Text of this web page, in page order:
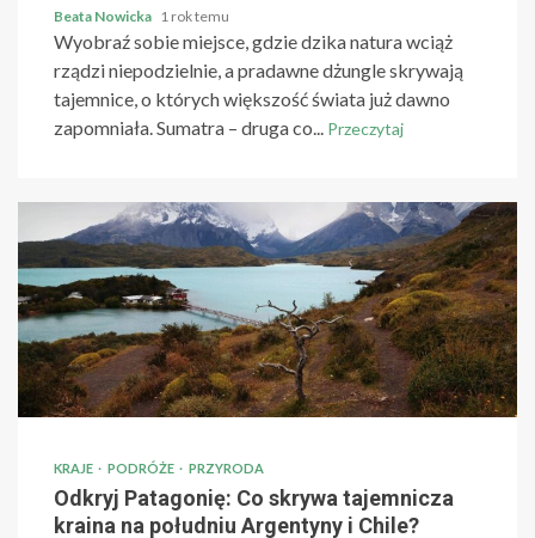
Beata Nowicka 1 rok temu
Wyobraź sobie miejsce, gdzie dzika natura wciąż
rządzi niepodzielnie, a pradawne dżungle skrywają
tajemnice, o których większość świata już dawno
zapomniała. Sumatra – druga co...
Przeczytaj
KRAJE PODRÓŻE PRZYRODA
Odkryj Patagonię: Co skrywa tajemnicza
kraina na południu Argentyny i Chile?